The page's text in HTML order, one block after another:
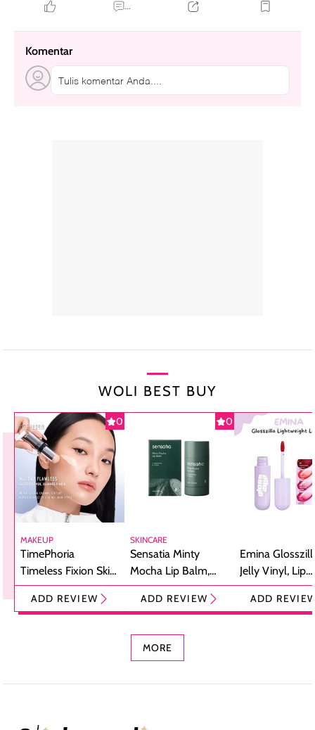
...
Komentar
Tulis komentar Anda....
WOLI BEST BUY
0
MAKEUP
TimePhoria
Timeless Fixion Skin
Tint Stick,
Foundation dan
ADD REVIEW
0
SKINCARE
Sensatia Minty
Mocha Lip Balm,
Pelembap Bibir
dengan Aroma
ADD REVIEW
Emina
Jelly Vinyl, Lip
Cream Glossy
Ringan
ADD
MORE